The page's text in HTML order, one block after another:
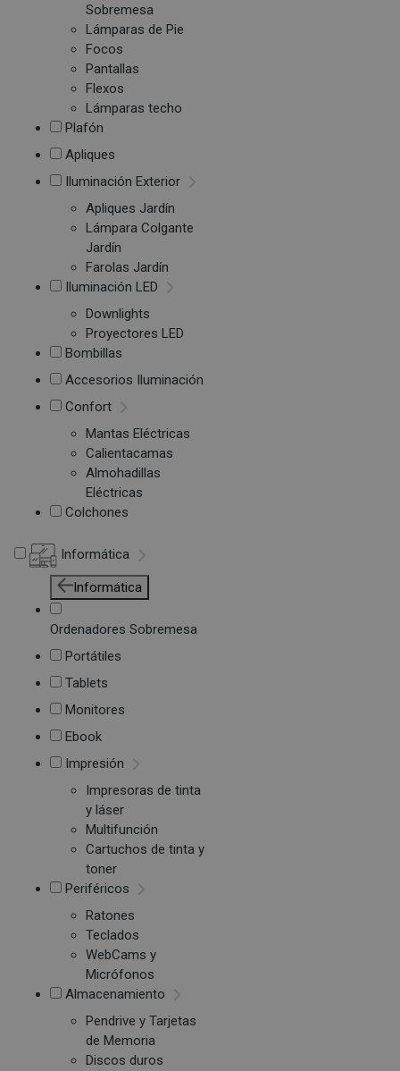
Sobremesa
Lámparas de Pie
Focos
Pantallas
Flexos
Lámparas techo
Plafón
Apliques
Iluminación Exterior
Apliques Jardín
Lámpara Colgante
Jardín
Farolas Jardín
Iluminación LED
Downlights
Proyectores LED
Bombillas
Accesorios Iluminación
Confort
Mantas Eléctricas
Calientacamas
Almohadillas
Eléctricas
Colchones
Informática
Informática
Ordenadores Sobremesa
Portátiles
Tablets
Monitores
Ebook
Impresión
Impresoras de tinta
y láser
Multifunción
Cartuchos de tinta y
toner
Periféricos
Ratones
Teclados
WebCams y
Micrófonos
Almacenamiento
Pendrive y Tarjetas
de Memoria
Discos duros